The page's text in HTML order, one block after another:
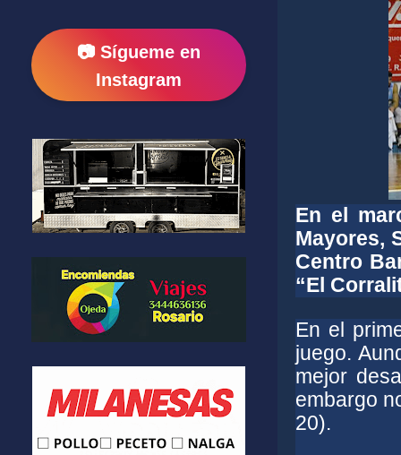
En el
Mayores,
Centro
“El
En el
juego.
mejor
embargo
20).
📷 Sígueme en
Instagram